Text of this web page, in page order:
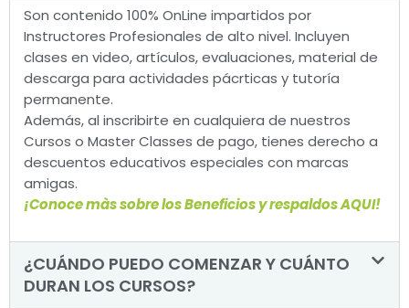
Son contenido 100% OnLine impartidos por
Instructores Profesionales de alto nivel. Incluyen
clases en video, artículos, evaluaciones, material de
descarga para actividades pácrticas y tutoría
permanente.
Además, al inscribirte en cualquiera de nuestros
Cursos o Master Classes de pago, tienes derecho a
descuentos educativos especiales con marcas
amigas.
¡Conoce màs sobre los Beneficios y respaldos AQUI!
¿CUÁNDO PUEDO COMENZAR Y CUÁNTO
DURAN LOS CURSOS?